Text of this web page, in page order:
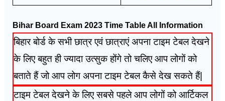
Bihar Board Exam 2023 Time Table All Information
बिहार बोर्ड के सभी छात्र एवं छात्राएं अपना टाइम टेबल देखने
के लिए बहुत ही ज्यादा उत्सुक होंगे तो चलिए आप लोगों को
बताते हैं जो आप लोग अपना टाइम टेबल कैसे देख सकते हैं|
टाइम टेबल देखने के लिए सबसे पहले आप लोगों को आर्टिकल